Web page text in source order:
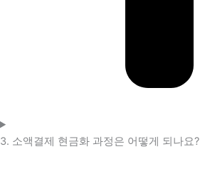
3. 소액결제 현금화 과정은 어떻게 되나요?